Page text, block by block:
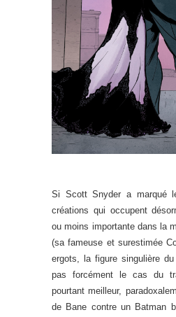
Si Scott Snyder a marqué
créations qui occupent
ou moins importante dans la
(sa fameuse et surestimée
ergots, la figure singulière
pas forcément le cas du
pourtant meilleur,
de Bane contre un Batman